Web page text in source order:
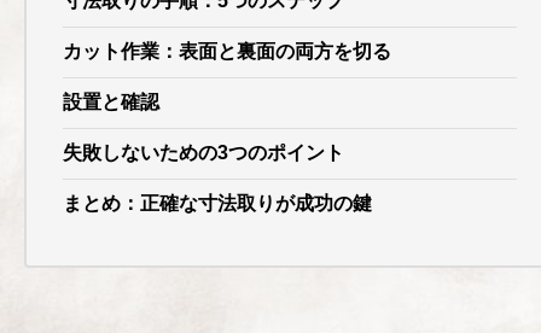
カット作業：表面と裏面の両方を切る
設置と確認
失敗しないための3つのポイント
まとめ：正確な寸法取りが成功の鍵